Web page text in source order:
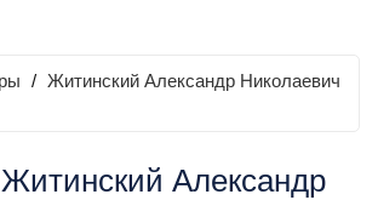
/ Житинский Александр Николаевич
Александр